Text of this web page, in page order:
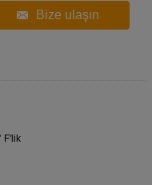
Bize ulaşın
F'lik